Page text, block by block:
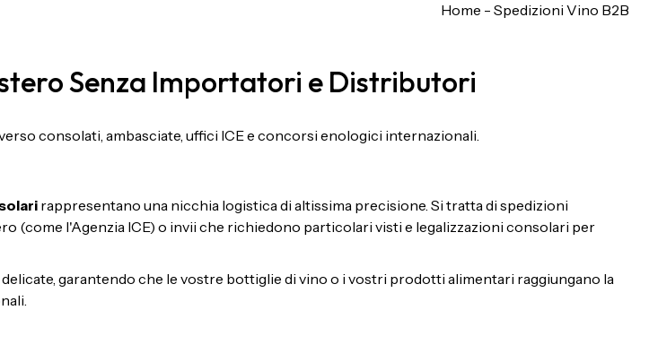
Home - Spedizioni Vino B2B
Senza Importatori e Distributori
consolati, ambasciate, uffici ICE e concorsi enologici internazionali.
rappresentano una nicchia logistica di altissima precisione. Si tratta di spedizioni
(come l'Agenzia ICE) o invii che richiedono particolari visti e legalizzazioni consolari per
garantendo che le vostre bottiglie di vino o i vostri prodotti alimentari raggiungano la